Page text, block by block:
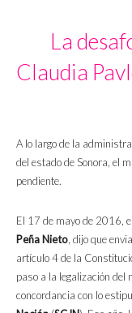
La
Claudia
A lo largo de la
del estado de Sonora, el
pendiente.
El 17 de mayo de 2016,
Peña Nieto, dijo que
artículo 4 de la
paso a la legalización del
concordancia con lo